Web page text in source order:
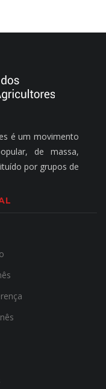
é um movimento
de massa,
por grupos de